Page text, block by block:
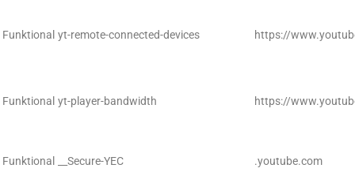
Funktional yt-remote-connected-devices https://
Funktional yt-player-bandwidth https://
Funktional __Secure-YEC .youtube.com